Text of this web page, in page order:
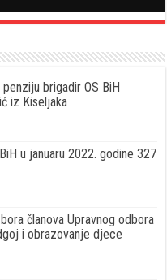
brigadir OS BiH
iz Kiseljaka
u januaru 2022. godine 327
članova Upravnog odbora
i obrazovanje djece